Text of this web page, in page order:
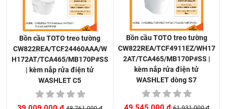
Bồn cầu TOTO treo tường
CW822REA/TCF24460AAA/W
H172AT/TCA465/MB170P#SS
| kèm nắp rửa điện tử
WASHLET C5
Bồn cầu TOTO treo tường
CW822REA/TCF4911EZ/WH17
2AT/TCA465/MB170P#SS |
kèm nắp rửa điện tử
WASHLET dòng S7